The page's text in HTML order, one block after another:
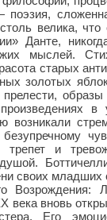
поэзия,
велика, что
Данте,
мыслей.
старых
золо­тых
образы
в
возникали
трепет и
своих
Возрож­дения:
века вновь
Его